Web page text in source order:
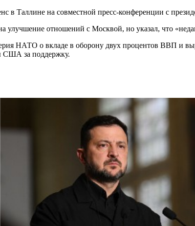
Таллине на совместной пресс-конференции с
отношений с Москвой, но указал, что
НАТО о вкладе в оборону двух процентов ВВП и
США за поддержку.